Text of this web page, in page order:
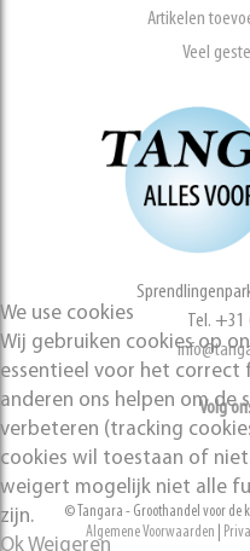
Artikelen
Veel
Tel. +31
Volg
© Tangara - Groothandel voor de
Algemene Voorwaarden
We use cookies
Wij gebruiken cookies op
essentieel voor het correct
anderen ons helpen om de
verbeteren (tracking
cookies wil toestaan of
weigert mogelijk niet alle
zijn.
OkWeigeren